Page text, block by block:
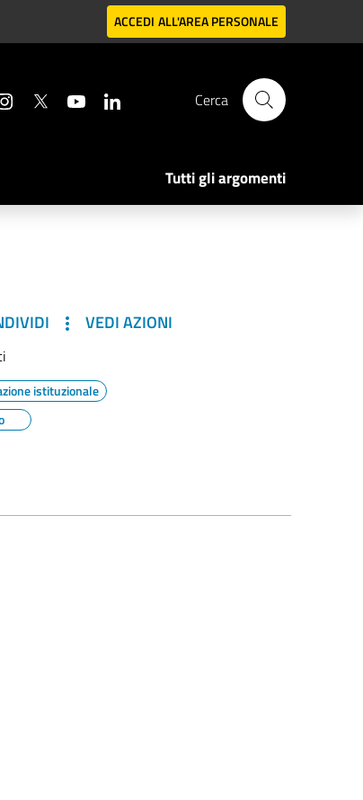
ACCEDI ALL'AREA PERSONALE
Cerca
Tutti gli argomenti
VEDI AZIONI
istituzionale